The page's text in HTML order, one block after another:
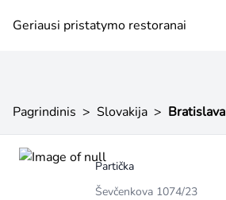
Geriausi pristatymo restoranai
Pagrindinis > Slovakija > Bratislava
Partička
Ševčenkova 1074/23